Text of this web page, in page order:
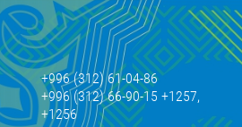
+996 (312) 61-04-86
+996 (312) 66-90-15 +1257,
+1256